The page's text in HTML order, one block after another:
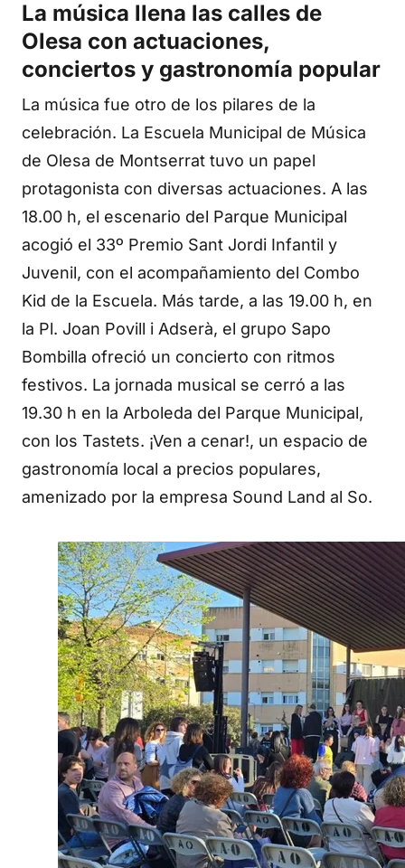
La música llena las calles de
Olesa con actuaciones,
conciertos y gastronomía popular
La música fue otro de los pilares de la
celebración. La Escuela Municipal de Música
de Olesa de Montserrat tuvo un papel
protagonista con diversas actuaciones. A las
18.00 h, el escenario del Parque Municipal
acogió el 33º Premio Sant Jordi Infantil y
Juvenil, con el acompañamiento del Combo
Kid de la Escuela. Más tarde, a las 19.00 h, en
la Pl. Joan Povill i Adserà, el grupo Sapo
Bombilla ofreció un concierto con ritmos
festivos. La jornada musical se cerró a las
19.30 h en la Arboleda del Parque Municipal,
con los Tastets. ¡Ven a cenar!, un espacio de
gastronomía local a precios populares,
amenizado por la empresa Sound Land al So.